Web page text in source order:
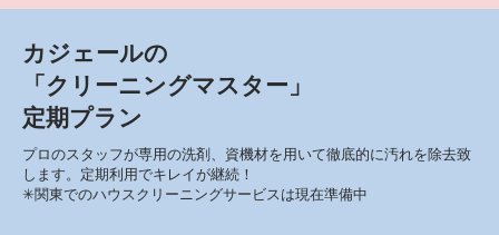
カジェールの
「クリーニングマスター」
定期プラン
プロのスタッフが専用の洗剤、資機材を用いて徹底的に汚れを除去致
します。定期利用でキレイが継続！
✳︎関東でのハウスクリーニングサービスは現在準備中